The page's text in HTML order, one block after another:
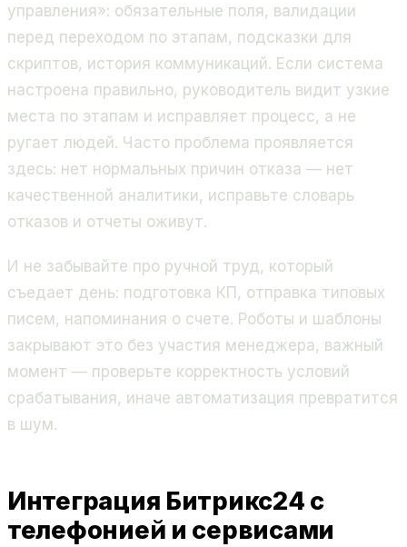
управления»: обязательные поля, валидации
перед переходом по этапам, подсказки для
скриптов, история коммуникаций. Если система
настроена правильно, руководитель видит узкие
места по этапам и исправляет процесс, а не
ругает людей. Часто проблема проявляется
здесь: нет нормальных причин отказа — нет
качественной аналитики, исправьте словарь
отказов и отчеты оживут.
И не забывайте про ручной труд, который
съедает день: подготовка КП, отправка типовых
писем, напоминания о счете. Роботы и шаблоны
закрывают это без участия менеджера, важный
момент — проверьте корректность условий
срабатывания, иначе автоматизация превратится
в шум.
Интеграция Битрикс24 с
телефонией и сервисами